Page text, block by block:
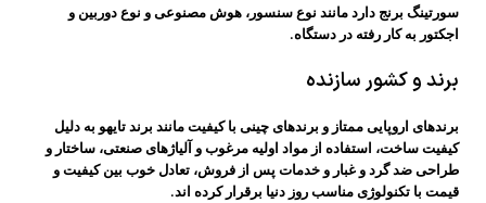
سورتینگ برنج دارد مانند نوع سنسور، هوش مصنوعی و نوع دوربین و
اجکتور به کار رفته در دستگاه.
برند و کشور سازنده
برندهای اروپایی ممتاز و برندهای چینی با کیفیت مانند برند تایهو به دلیل
کیفیت ساخت، استفاده از مواد اولیه مرغوب و آلیاژهای صنعتی، ساختار و
طراحی ضد گرد و غبار و خدمات پس از فروش، تعادل خوب بین کیفیت و
قیمت با تکنولوژی مناسب روز دنیا برقرار کرده اند.